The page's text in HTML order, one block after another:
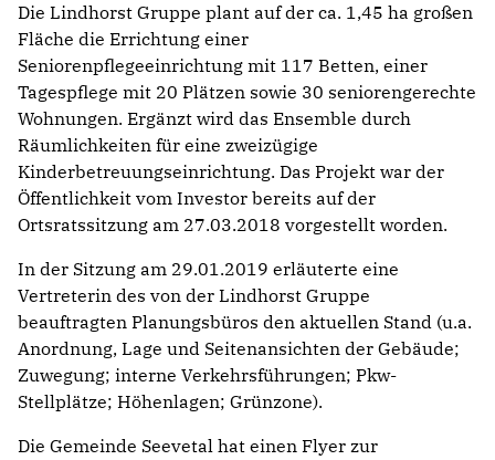
Die Lindhorst Gruppe plant auf der ca. 1,45 ha großen
Fläche die Errichtung einer
Seniorenpflegeeinrichtung mit 117 Betten, einer
Tagespflege mit 20 Plätzen sowie 30 seniorengerechte
Wohnungen. Ergänzt wird das Ensemble durch
Räumlichkeiten für eine zweizügige
Kinderbetreuungseinrichtung. Das Projekt war der
Öffentlichkeit vom Investor bereits auf der
Ortsratssitzung am 27.03.2018 vorgestellt worden.
In der Sitzung am 29.01.2019 erläuterte eine
Vertreterin des von der Lindhorst Gruppe
beauftragten Planungsbüros den aktuellen Stand (u.a.
Anordnung, Lage und Seitenansichten der Gebäude;
Zuwegung; interne Verkehrsführungen; Pkw-
Stellplätze; Höhenlagen; Grünzone).
Die Gemeinde Seevetal hat einen Flyer zur